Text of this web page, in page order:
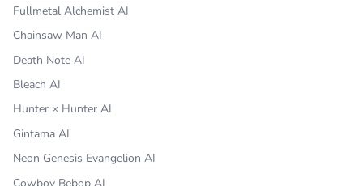
Fullmetal Alchemist AI
Chainsaw Man AI
Death Note AI
Bleach AI
Hunter × Hunter AI
Gintama AI
Neon Genesis Evangelion AI
Cowboy Bebop AI